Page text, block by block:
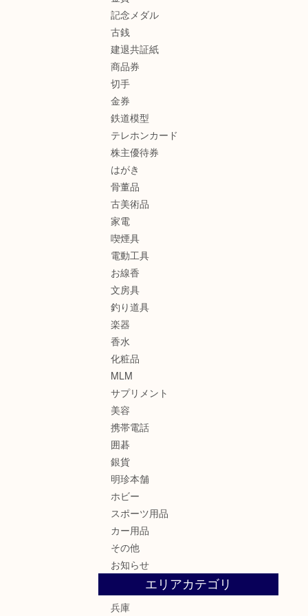
記念メダル
古銭
建退共証紙
商品券
切手
金券
鉄道模型
テレホンカード
株主優待券
はがき
骨董品
古美術品
家電
喫煙具
電動工具
お線香
文房具
釣り道具
楽器
香水
化粧品
MLM
サプリメント
美容
携帯電話
囲碁
銀貨
明珍本舗
ホビー
スポーツ用品
カー用品
その他
お知らせ
エリアカテゴリ
兵庫